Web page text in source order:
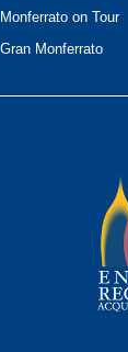
Monferrato on Tour
Gran Monferrato